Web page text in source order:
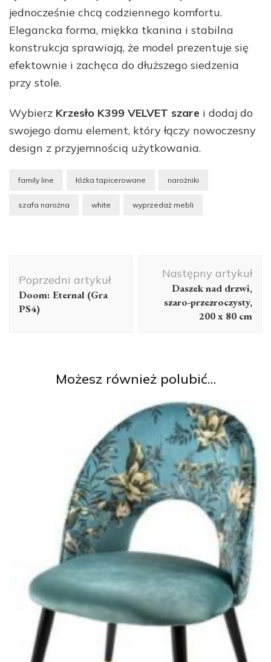
jednocześnie chcą codziennego komfortu.
Elegancka forma, miękka tkanina i stabilna
konstrukcja sprawiają, że model prezentuje się
efektownie i zachęca do dłuższego siedzenia
przy stole.
Wybierz Krzesło K399 VELVET szare i dodaj do
swojego domu element, który łączy nowoczesny
design z przyjemnością użytkowania.
family line łóżka tapicerowane narożniki
szafa narożna white wyprzedaż mebli
wpisu
Poprzedni artykuł
Doom: Eternal (Gra
PS4)
Następny artykuł
Daszek nad drzwi,
szaro-przezroczysty,
200 x 80 cm
Możesz również polubić…